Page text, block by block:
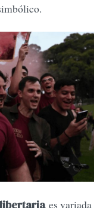
es variada